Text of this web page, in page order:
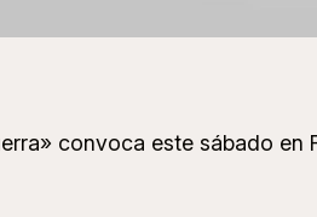
convoca este sábado